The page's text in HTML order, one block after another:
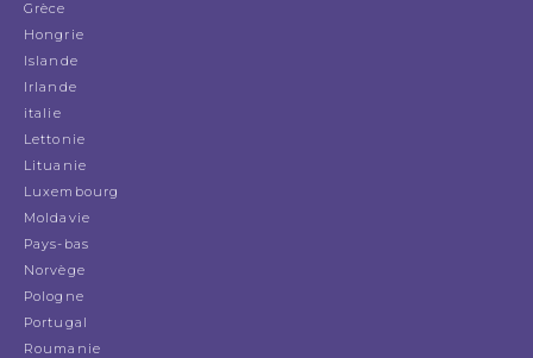
Grèce
Hongrie
Islande
Irlande
italie
Lettonie
Lituanie
Luxembourg
Moldavie
Pays-bas
Norvège
Pologne
Portugal
Roumanie